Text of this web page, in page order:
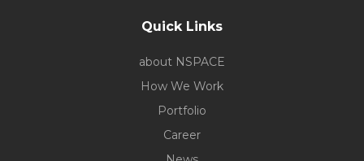
Quick Links
about NSPACE
How We Work
Portfolio
Career